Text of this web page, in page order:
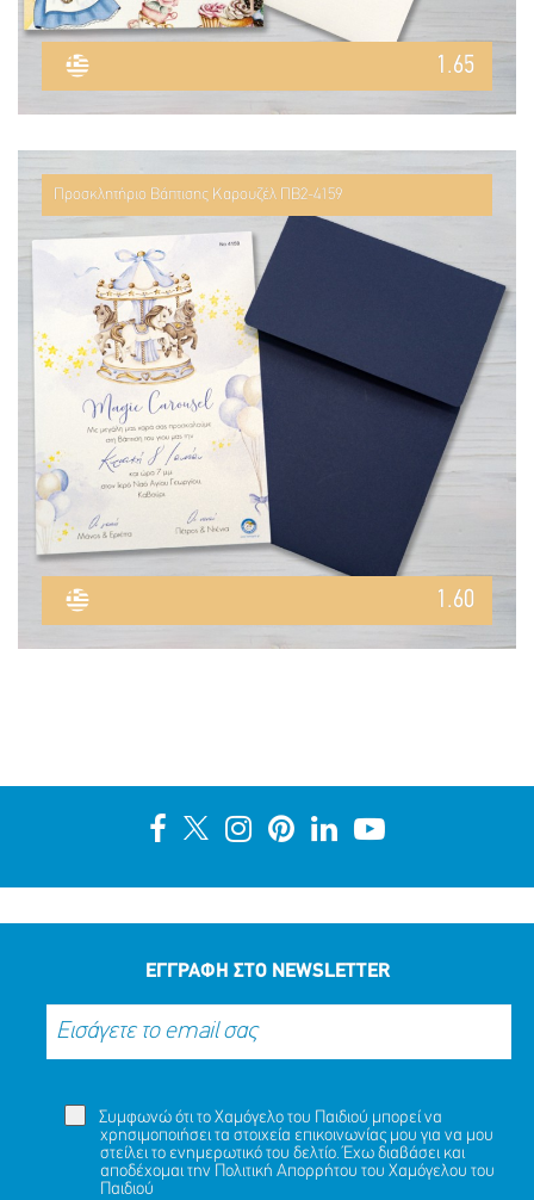
1.65
Προσκλητήριο Βάπτισης Καρουζέλ ΠΒ2-4159
1.60
ΕΓΓΡΑΦΗ ΣΤΟ NEWSLETTER
Συμφωνώ ότι το Χαμόγελο του Παιδιού μπορεί να
χρησιμοποιήσει τα στοιχεία επικοινωνίας μου για να μου
στείλει το ενημερωτικό του δελτίο. Έχω διαβάσει και
αποδέχομαι την Πολιτική Απορρήτου του Χαμόγελου του
Παιδιού